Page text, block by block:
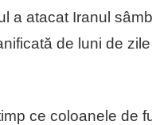
a atacat Iranul
de luni de
ce coloanele de